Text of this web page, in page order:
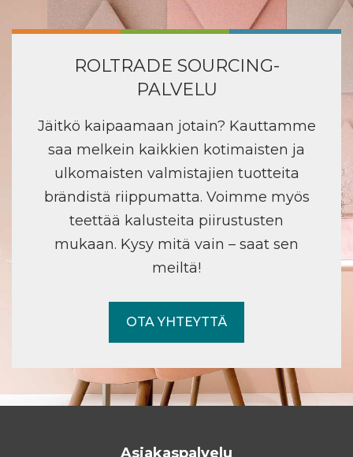
ROLTRADE SOURCING-
PALVELU
Jäitkö kaipaamaan jotain? Kauttamme
saa melkein kaikkien kotimaisten ja
ulkomaisten valmistajien tuotteita
brändistä riippumatta. Voimme myös
teettää kalusteita piirustusten
mukaan. Kysy mitä vain – saat sen
meiltä!
OTA YHTEYTTÄ
Asiakaspalvelu